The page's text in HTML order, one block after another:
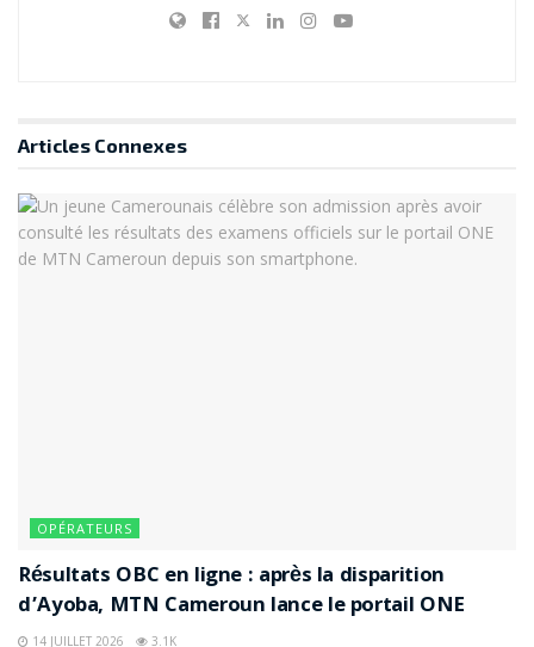
Articles Connexes
OPÉRATEURS
Résultats OBC en ligne : après la disparition
d’Ayoba, MTN Cameroun lance le portail ONE
14 JUILLET 2026 3.1K